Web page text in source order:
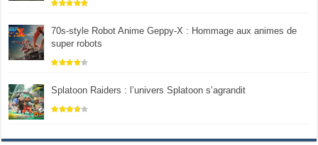
70s-style Robot Anime Geppy-X : Hommage aux animes de
super robots
Splatoon Raiders : l’univers Splatoon s’agrandit